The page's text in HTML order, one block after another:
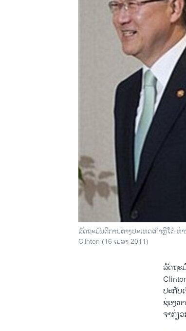
ລັດຖະມົນຕີການຕ່າງປະເທດເກົາຫຼີໃຕ້ ທ່
Clinton (16 ເມສາ 2011)
ລັດຖະ
ປະກັບ
ຊ່ອງທ
ຈາກ່ຽ